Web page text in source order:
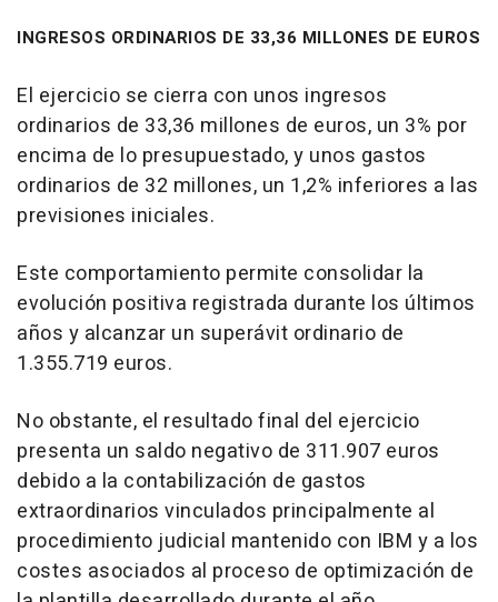
INGRESOS ORDINARIOS DE 33,36 MILLONES DE EUROS
El ejercicio se cierra con unos ingresos
ordinarios de 33,36 millones de euros, un 3% por
encima de lo presupuestado, y unos gastos
ordinarios de 32 millones, un 1,2% inferiores a las
previsiones iniciales.
Este comportamiento permite consolidar la
evolución positiva registrada durante los últimos
años y alcanzar un superávit ordinario de
1.355.719 euros.
No obstante, el resultado final del ejercicio
presenta un saldo negativo de 311.907 euros
debido a la contabilización de gastos
extraordinarios vinculados principalmente al
procedimiento judicial mantenido con IBM y a los
costes asociados al proceso de optimización de